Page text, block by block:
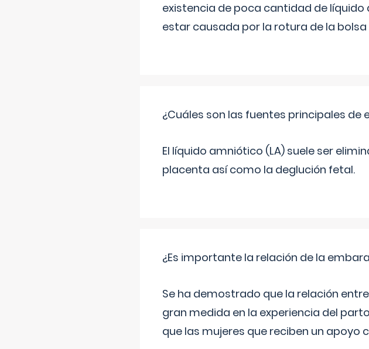
existencia de poca cantidad de líquido
estar causada por la rotura de la
¿Cuáles son las fuentes principales
El líquido amniótico (LA) suele ser
placenta así como la deglución fetal.
¿Es importante la relación de la
Se ha demostrado que la relación
gran medida en la experiencia del
que las mujeres que reciben un